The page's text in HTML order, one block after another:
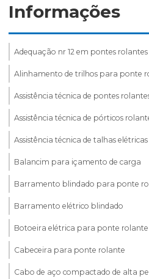
Informações
Adequação nr 12 em pontes
Alinhamento de trilhos para ponte
Assistência técnica de pontes
Assistência técnica de pórticos
Assistência técnica de talhas elétricas
Balancim para içamento de carga
Barramento blindado para ponte
Barramento elétrico blindado
Botoeira elétrica para ponte rolante
Cabeceira para ponte rolante
Cabo de aço compactado de alta